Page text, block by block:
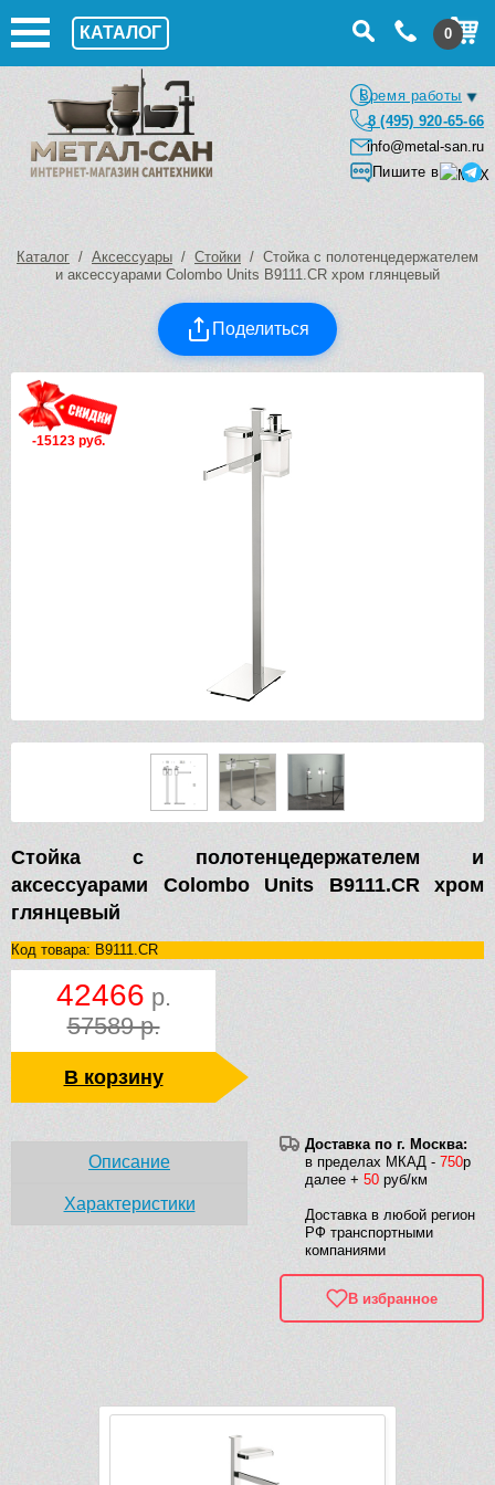
КАТАЛОГ 0
Время работы
8 (495) 920-65-66
info@metal-san.ru
Пишите в
Каталог / Аксессуары / Стойки / Стойка с полотенцедержателем
и аксессуарами Colombo Units B9111.CR хром глянцевый
Поделиться
-15123 руб.
Стойка с полотенцедержателем и
аксессуарами Colombo Units B9111.CR хром
глянцевый
Код товара: B9111.CR
42466 р.
57589 р.
В корзину
Доставка по г. Москва:
в пределах МКАД - 750р
далее + 50 руб/км
Доставка в любой регион
РФ транспортными
компаниями
В избранное
Описание
Характеристики